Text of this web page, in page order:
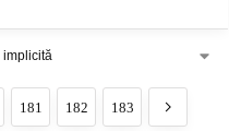
181 182 183